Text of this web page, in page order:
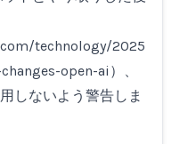
technology/2025
open-ai）、
しないよう警告しま